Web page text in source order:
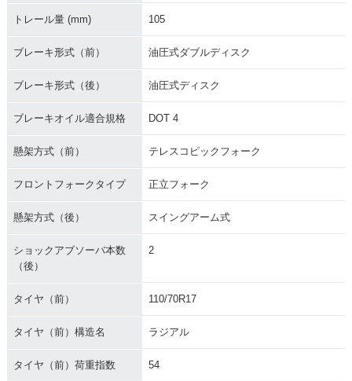
トレール量 (mm) 105
ブレーキ形式（前） 油圧式ダブルディスク
ブレーキ形式（後） 油圧式ディスク
ブレーキオイル適合規格 DOT 4
懸架方式（前） テレスコピックフォーク
フロントフォークタイプ 正立フォーク
懸架方式（後） スイングアーム式
ショックアブソーバ本数
（後）
2
タイヤ（前） 110/70R17
タイヤ（前）構造名 ラジアル
タイヤ（前）荷重指数 54